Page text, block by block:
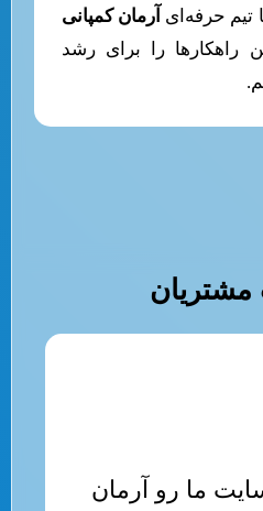
تیم حرفه‌ای آرمان کمپانی
راهکارها را برای رشد
ما رو آرمان